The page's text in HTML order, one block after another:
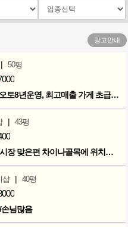
광고안내
| 50평
강서구 최상급 태국샵 오토8년운영, 최고매출 가게 초급매!!!
| 43평
중국분 환영! 성남중앙시장 맞은편 차이나골목에 위치한 마사지샵
샵 | 40평
님많음